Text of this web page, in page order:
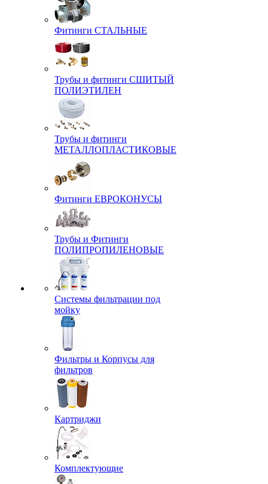
Фитинги СТАЛЬНЫЕ
Трубы и фитинги СШИТЫЙ
ПОЛИЭТИЛЕН
Трубы и фитинги
МЕТАЛЛОПЛАСТИКОВЫЕ
Фитинги ЕВРОКОНУСЫ
Трубы и Фитинги
ПОЛИПРОПИЛЕНОВЫЕ
Системы фильтрации под
мойку
Фильтры и Корпусы для
фильтров
Картриджи
Комплектующие